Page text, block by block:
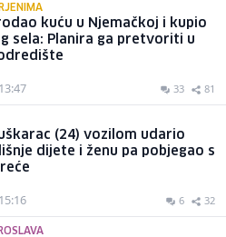
kuću u Njemačkoj i kupio
sela: Planira ga pretvoriti u
33 81
(24) vozilom udario
dijete i ženu pa pobjegao s
6 32